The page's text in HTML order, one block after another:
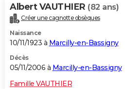
Albert VAUTHIER (82 ans)
Créer une cagnotte obsèques
Naissance
10/11/1923 à Marcilly-en-Bassigny
Décès
05/11/2006 à Marcilly-en-Bassigny
Famille VAUTHIER